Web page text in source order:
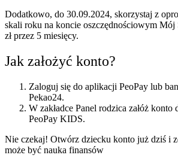
Dodatkowo, do 30.09.2024, skorzystaj z
skali roku na koncie oszczędnościowym
zł przez 5 miesięcy.
Jak założyć konto?
Zaloguj się do aplikacji PeoPay lub
Pekao24.
W zakładce Panel rodzica załóż konto
PeoPay KIDS.
Nie czekaj! Otwórz dziecku konto już dziś i
może być nauka finansów